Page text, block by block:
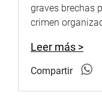
graves brechas
crimen
Leer más >
Compartir